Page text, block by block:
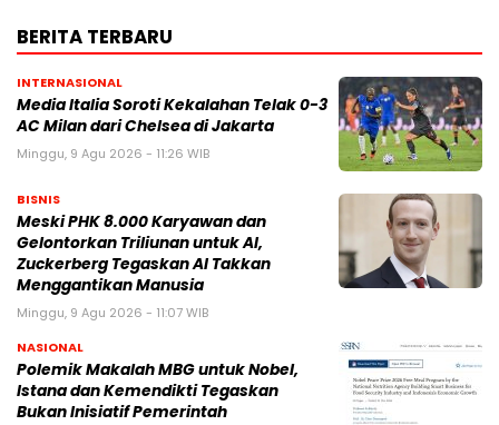
BERITA TERBARU
INTERNASIONAL
Media Italia Soroti Kekalahan Telak 0-3
AC Milan dari Chelsea di Jakarta
Minggu, 9 Agu 2026 - 11:26 WIB
BISNIS
Meski PHK 8.000 Karyawan dan
Gelontorkan Triliunan untuk AI,
Zuckerberg Tegaskan AI Takkan
Menggantikan Manusia
Minggu, 9 Agu 2026 - 11:07 WIB
NASIONAL
Polemik Makalah MBG untuk Nobel,
Istana dan Kemendikti Tegaskan
Bukan Inisiatif Pemerintah